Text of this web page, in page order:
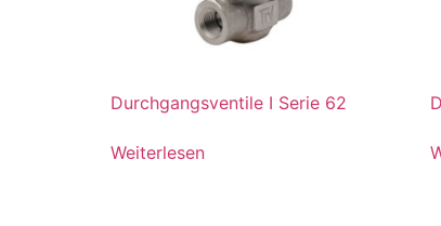
Durchgangsventile I Serie 62
Weiterlesen